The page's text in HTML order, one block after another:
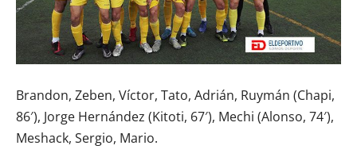
Brandon, Zeben, Víctor, Tato, Adrián, Ruymán (Chapi,
86′), Jorge Hernández (Kitoti, 67′), Mechi (Alonso, 74′),
Meshack, Sergio, Mario.